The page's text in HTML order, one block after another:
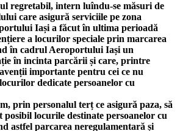
regretabil, intern luîndu-se măsuri de
care asigură serviciile pe zona
Iași a făcut în ultima perioadă
a locurilor speciale prin marcarea
în cadrul Aeroportului Iași un
în incinta parcării și care, printre
importante pentru cei ce nu
dedicate persoanelor cu
prin personalul terț ce asigură paza, să
posibil locurile destinate persoanelor cu
astfel parcarea neregulamentară și